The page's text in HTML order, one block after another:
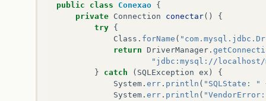
try
{ conn. close
}
double queryLongitude() {
Connection
conn = conectar ();
PreparedStatement stmt = null;
ResultSet
rs = null;
public class Conexao {
private Connection conectar()
{
try {
Class . forName (
return DriverManager .
"jdbc:mysql://localhost/
}
catch ( SQLException ex )
{
System . err . println ( "SQLState: "
System . err . println (